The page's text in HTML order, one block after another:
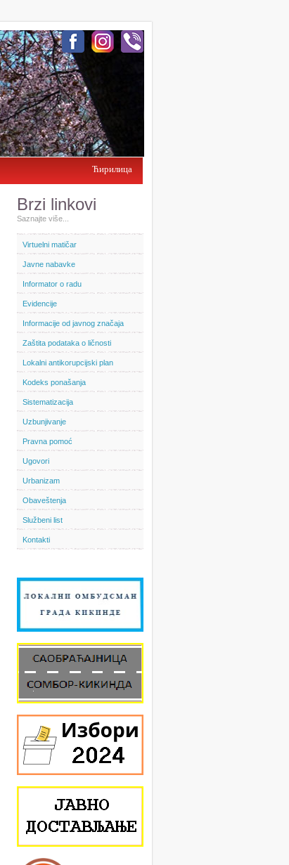
Ћирилица
Brzi linkovi
Saznajte više...
Virtuelni matičar
Javne nabavke
Informator o radu
Evidencije
Informacije od javnog značaja
Zaštita podataka o ličnosti
Lokalni antikorupcijski plan
Kodeks ponašanja
Sistematizacija
Uzbunjivanje
Pravna pomoć
Ugovori
Urbanizam
Obaveštenja
Službeni list
Kontakti